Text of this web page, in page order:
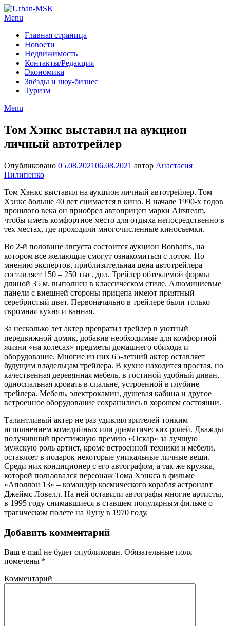
Menu
Главная страница
Новости
Недвижимость
Контакты/Редакция
Экономика
Звёзды и шоу-бизнес
Туризм
Menu
Том Хэнкс выставил на аукцион
личный автотрейлер
Опубликовано 05.08.202106.08.2021 автор Анастасия
Пилипенко
Том Хэнкс выставил на аукцион личный автотрейлер. Том
Хэнкс больше 40 лет снимается в кино. В начале 1990-х годов
прошлого века он приобрел автоприцеп марки Airstream,
чтобы иметь комфортное место для отдыха непосредственно в
тех местах, где проходили многочисленные киносъемки.
Во 2-й половине августа состоится аукцион Bonhams, на
котором все желающие смогут ознакомиться с лотом. По
мнению экспертов, приблизительная цена автотрейлера
составляет 150 – 250 тыс. дол. Трейлер обтекаемой формы
длиной 35 м. выполнен в классическом стиле. Алюминиевые
панели с внешней стороны прицепа имеют приятный
серебристый цвет. Первоначально в трейлере были только
скромная кухня и ванная.
За несколько лет актер превратил трейлер в уютный
передвижной домик, добавив необходимые для комфортной
жизни «на колесах» предметы домашнего обихода и
оборудование. Многие из них 65-летний актер оставляет
будущим владельцам трейлера. В кухне находится простая, но
качественная деревянная мебель, в гостиной удобный диван,
односпальная кровать в спальне, устроенной в глубине
трейлера. Мебель, электрокамин, душевая кабина и другое
встроенное оборудование сохранились в хорошем состоянии.
Талантливый актер не раз удивлял зрителей тонким
исполнением комедийных или драматических ролей. Дважды
получивший престижную премию «Оскар» за лучшую
мужскую роль артист, кроме встроенной техники и мебели,
оставляет в подарок некоторые уникальные личные вещи.
Среди них кондиционер с его автографом, а так же кружка,
которой пользовался персонаж Тома Хэнкса в фильме
«Аполлон 13» – командир космического корабля астронавт
Джеймс Ловелл. На ней оставили автографы многие артисты,
в 1995 году снимавшиеся в ставшем популярным фильме о
трагическом полете на Луну в 1970 году.
Добавить комментарий
Ваш e-mail не будет опубликован. Обязательные поля
помечены *
Комментарий